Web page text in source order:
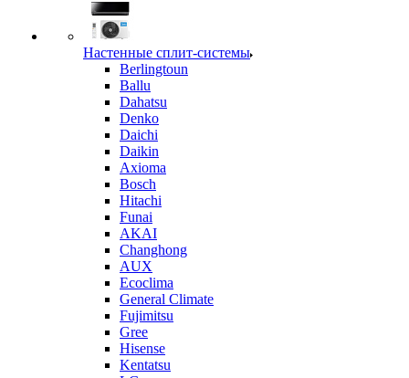
Настенные сплит-системы
Berlingtoun
Ballu
Dahatsu
Denko
Daichi
Daikin
Axioma
Bosch
Hitachi
Funai
AKAI
Changhong
AUX
Ecoclima
General Climate
Fujimitsu
Gree
Hisense
Kentatsu